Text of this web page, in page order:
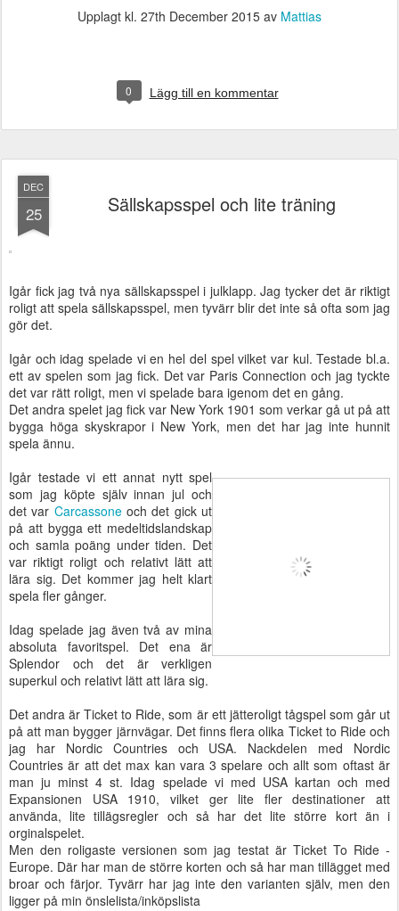
Upplagt kl. 27th December 2015 av Mattias
0 Lägg till en kommentar
DEC
25 Sällskapsspel och lite träning
Igår fick jag två nya sällskapsspel i julklapp. Jag tycker det är riktigt
roligt att spela sällskapsspel, men tyvärr blir det inte så ofta som jag
gör det.
Igår och idag spelade vi en hel del spel vilket var kul. Testade bl.a.
ett av spelen som jag fick. Det var Paris Connection och jag tyckte
det var rätt roligt, men vi spelade bara igenom det en gång.
Det andra spelet jag fick var New York 1901 som verkar gå ut på att
bygga höga skyskrapor i New York, men det har jag inte hunnit
spela ännu.
Igår testade vi ett annat nytt spel
som jag köpte själv innan jul och
det var Carcassoneoch det gick ut
på att bygga ett medeltidslandskap
och samla poäng under tiden. Det
var riktigt roligt och relativt lätt att
lära sig. Det kommer jag helt klart
spela fler gånger.
Idag spelade jag även två av mina
absoluta favoritspel. Det ena är
Splendor och det är verkligen
superkul och relativt lätt att lära sig.
Det andra är Ticket to Ride, som är ett jätteroligt tågspel som går ut
på att man bygger järnvägar. Det finns flera olika Ticket to Ride och
jag har Nordic Countries och USA. Nackdelen med Nordic
Countries är att det max kan vara 3 spelare och allt som oftast är
man ju minst 4 st. Idag spelade vi med USA kartan och med
Expansionen USA 1910, vilket ger lite fler destinationer att
använda, lite tillägsregler och så har det lite större kort än i
orginalspelet.
Men den roligaste versionen som jag testat är Ticket To Ride -
Europe. Där har man de större korten och så har man tillägget med
broar och färjor. Tyvärr har jag inte den varianten själv, men den
ligger på min önslelista/inköpslista